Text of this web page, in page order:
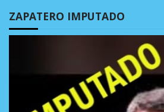
ZAPATERO IMPUTADO